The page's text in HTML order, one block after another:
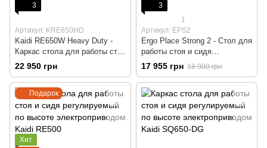
3
Артикул: KRE650HD
Kaidi RE650W Heavy Duty -
Каркас стола для работы стоя
и сидя регулируемый по
высоте с электроприводом,
Белый, Компьютерный,
Игровой, Геймерский, Пульт
памяти на 4 позиции
22 950 грн
3
1
Артикул: EPS2
Ergo Place Strong 2 - Стол для
работы стоя и сидя
регулируемый по высоте
электроприводом, Черный,
Компьютерний, Игровой,
Геймерский, Столешница ДСП
Basic 18 мм, Пульт памяти на
4 позиции
17 955 грн 18 900 грн
Подарок
Хит